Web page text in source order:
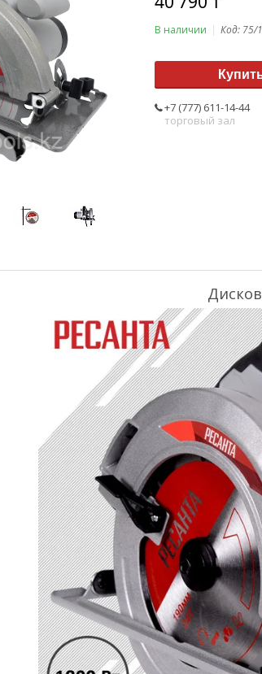
В наличии Код: 75/
+7 (777) 611-14-44
торговый зал